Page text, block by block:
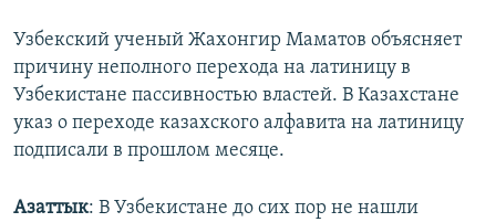
Узбекский ученый Жахонгир Маматов объясняет
причину неполного перехода на латиницу в
Узбекистане пассивностью властей. В Казахстане
указ о переходе казахского алфавита на латиницу
подписали в прошлом месяце.
Азаттык: В Узбекистане до сих пор не нашли